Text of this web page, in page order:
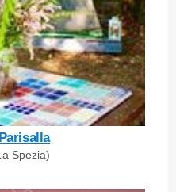
Spezia)